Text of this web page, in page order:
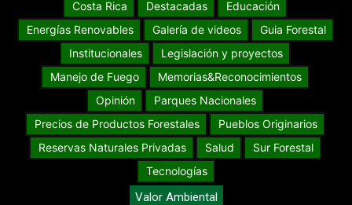
Costa Rica
Destacadas
Educación
Energías Renovables
Galería de videos
Guia Forestal
Institucionales
Legislación y proyectos
Manejo de Fuego
Memorias&Reconocimientos
Opinión
Parques Nacionales
Precios de Productos Forestales
Pueblos Originarios
Reservas Naturales Privadas
Salud
Sur Forestal
Tecnologías
Valor Ambiental